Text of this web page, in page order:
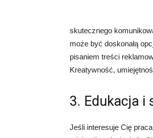
skutecznego
może być doskonałą
pisaniem treści
Kreatywność,
3. Edukacja i
Jeśli interesuje Cię